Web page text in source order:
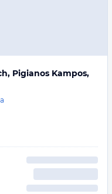
Pigianos Kampos,